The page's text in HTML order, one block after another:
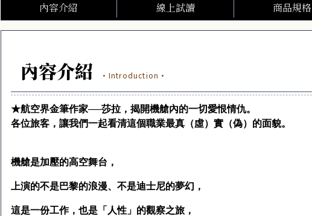
內容介紹 線上試讀 商品規格
內容介紹 ·Introduction·
★航空界金筆作家──莎拉，揭開機艙內的一切愛恨情仇。
各位旅客，讓我們一起看清這個職業最真（虛）實（偽）的面貌。
機艙是加壓的高空舞台，
上演的不是巴黎的浪漫、不是迪士尼的夢幻，
這是一份工作，也是「人性」的觀察之旅，